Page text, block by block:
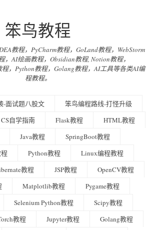
笨鸟教程
教程，PyCharm教程，GoLand教程，WebStorm
，AI绘画教程，Obsidian教程, Notion教程，
，Python教程，Golang教程，AI工具等各类AI编
程教程。
-面试题八股文
笨鸟编程路线-打怪升级
CS自学指南 Flask教程
HTML教程
Java教程
SpringBoot教程
程
Python教程
Linux编程教程
教程 JSP教程
OpenCV教程
Matplotlib教程
Pygame教程
Selenium Python教程
Scipy教程
教程 Jupyter教程
Golang教程